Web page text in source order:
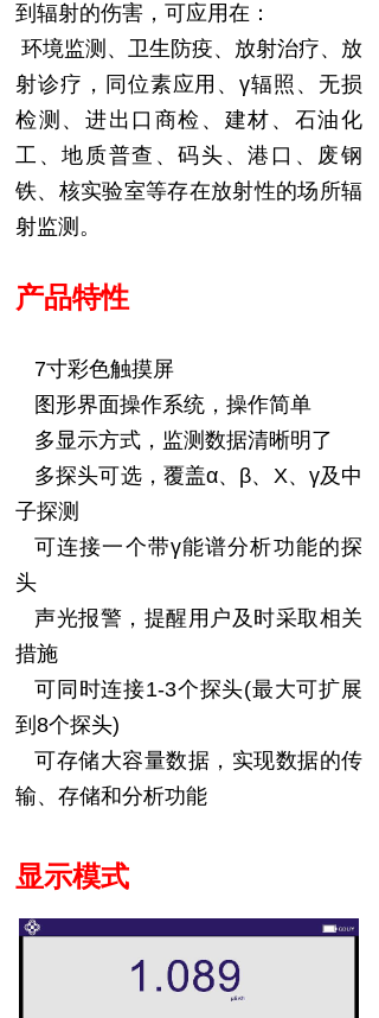
到辐射的伤害，可应用在 ：
环境监测、卫生防疫、 放射治疗、 放
射诊疗， 同位素应用 、γ辐照、无损
检测、进出口商检、建材、石油化
工、地质普查、码头、港口、废钢
铁、核实验室等存在放射性的场所辐
射监测 。
产品特性
7寸彩色触摸屏
图形界面操作系统，操作简单
多显示方式，监测数据清晰明了
多探头可选，覆盖α、 β、 X、 γ及中
子探测
可连接一个带γ能谱分析功能的探
头
声光报警，提醒用户及时采取相关
措施
可同时连接1-3个探头(最大可扩展
到 8个探头)
可存储大容量数据，实现数据的传
输、存储和分析功能
显示模式